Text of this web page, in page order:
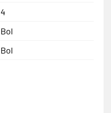
4
Bol
Bol